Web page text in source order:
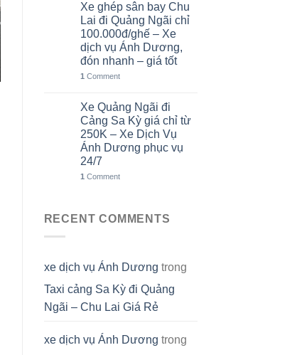
Xe ghép sân bay Chu
Lai đi Quảng Ngãi chỉ
100.000đ/ghế – Xe
dịch vụ Ánh Dương,
đón nhanh – giá tốt
1 Comment
Xe Quảng Ngãi đi
Cảng Sa Kỳ giá chỉ từ
250K – Xe Dịch Vụ
Ánh Dương phục vụ
24/7
1 Comment
RECENT COMMENTS
xe dịch vụ Ánh Dương trong
Taxi cảng Sa Kỳ đi Quảng
Ngãi – Chu Lai Giá Rẻ
xe dịch vụ Ánh Dương trong